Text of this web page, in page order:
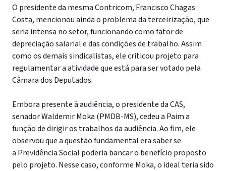
O presidente da mesma Contricom, Francisco Chagas
Costa, mencionou ainda o problema da terceirização, que
seria intensa no setor, funcionando como fator de
depreciação salarial e das condições de trabalho. Assim
como os demais sindicalistas, ele criticou projeto para
regulamentar a atividade que está para ser votado pela
Câmara dos Deputados.
Embora presente à audiência, o presidente da CAS,
senador Waldemir Moka (PMDB-MS), cedeu a Paim a
função de dirigir os trabalhos da audiência. Ao fim, ele
observou que a questão fundamental era saber se
a Previdência Social poderia bancar o benefício proposto
pelo projeto. Nesse caso, conforme Moka, o ideal teria sido